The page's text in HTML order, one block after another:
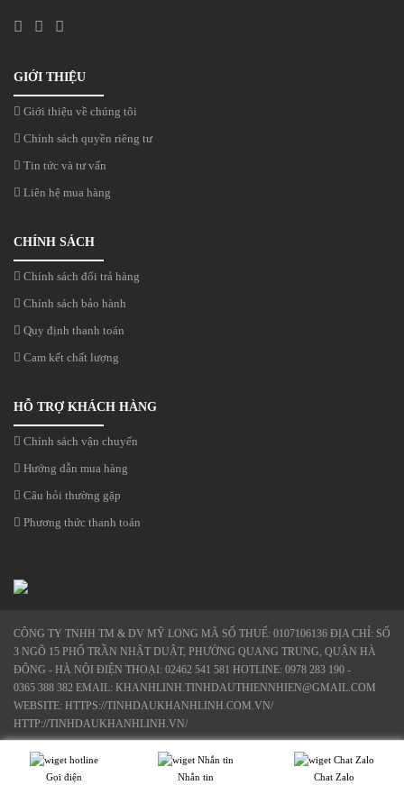
GIỚI THIỆU
Giới thiệu về chúng tôi
Chính sách quyền riêng tư
Tin tức và tư vấn
Liên hệ mua hàng
CHÍNH SÁCH
Chính sách đổi trả hàng
Chính sách bảo hành
Quy định thanh toán
Cam kết chất lượng
HỖ TRỢ KHÁCH HÀNG
Chính sách vận chuyển
Hướng dẫn mua hàng
Câu hỏi thường gặp
Phương thức thanh toán
CÔNG TY TNHH TM & DV MỸ LONG MÃ SỐ THUẾ: 0107106136 ĐỊA CHỈ: SỐ
3 NGÕ 15 PHỐ TRẦN NHẬT DUẬT, PHƯỜNG QUANG TRUNG, QUẬN HÀ
ĐÔNG - HÀ NỘI ĐIỆN THOẠI: 02462 541 581 HOTLINE: 0978 283 190 -
0365 388 382 EMAIL: KHANHLINH.TINHDAUTHIENNHIEN@GMAIL.COM
WEBSITE: HTTPS://TINHDAUKHANHLINH.COM.VN/
HTTP://TINHDAUKHANHLINH.VN/
Gọi điện Nhắn tin Chat Zalo